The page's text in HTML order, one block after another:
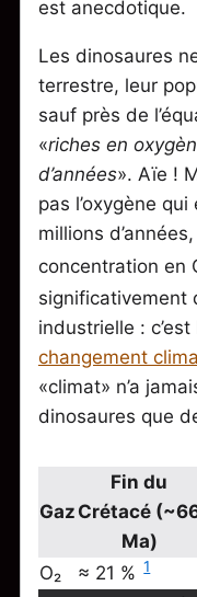
est anecdotique.
Les dinosaures
terrestre, leur
sauf près de
«riches en
d’années». Aïe !
pas l’oxygène
millions
concentration en
significativement
industrielle :
changement
«climat» n’a
dinosaures que
Gaz
Fin du
Crétacé
Ma)
O₂ ≈ 21 % 1